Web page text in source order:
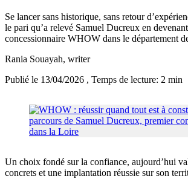
Se lancer sans historique, sans retour
le pari qu’a relevé Samuel Ducreux en
concessionnaire WHOW dans le département
Rania Souayah, writer
Publié le 13/04/2026 , Temps de lecture: 2 min
Un choix fondé sur la confiance, aujourd’hui
concrets et une implantation réussie sur son